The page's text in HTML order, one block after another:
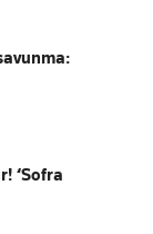
‘Sofra